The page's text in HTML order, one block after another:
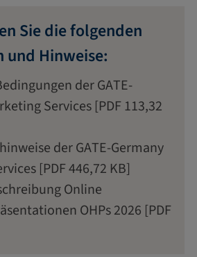
Sie die folgenden
und Hinweise:
der GATE-
Services [PDF 113,32
der GATE-Germany
[PDF 446,72 KB]
Online
OHPs 2026 [PDF